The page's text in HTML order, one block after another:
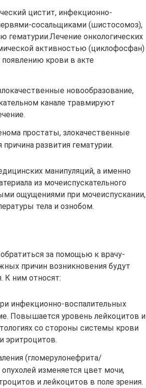
цистит, инфекционно-
сосальщиками (шистосомоз),
гематурии.Лечение онкологических
активностью (циклофосфан)
крови в акте
новообразование,
канале травмируют
простаты, злокачественные
развития гематурии.
манипуляций, а именно
из мочеиспускательного
ощущениями при мочеиспускании,
тела и ознобом.
за помощью к врачу-
причин возникновения будут
К ним относят:
инфекционно-воспалительных
Повышается уровень лейкоцитов и
со стороны системы крови
эритроцитов.
(гломерулонефрита/
изменяется цвет мочи,
и лейкоцитов в поле зрения.